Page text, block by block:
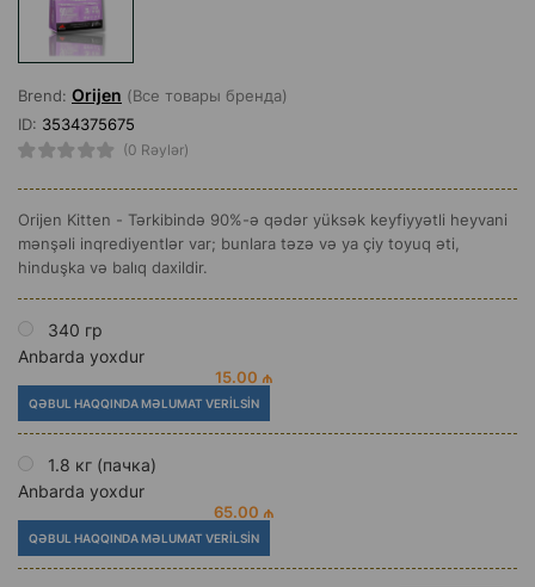
Brend: Orijen (Все товары бренда)
ID: 3534375675
(0 Rəylər)
Orijen Kitten - Tərkibində 90%-ə qədər yüksək keyfiyyətli heyvani
mənşəli inqrediyentlər var; bunlara təzə və ya çiy toyuq əti,
hinduşka və balıq daxildir.
340 гр
Anbarda yoxdur
15.00 ₼
QƏBUL HAQQINDA MƏLUMAT VERILSIN
1.8 кг (пачка)
Anbarda yoxdur
65.00 ₼
QƏBUL HAQQINDA MƏLUMAT VERILSIN